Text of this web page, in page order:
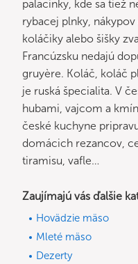
palacinky, kde sa tiež
rybacej plnky,
koláčiky alebo šišky
Francúzsku nedajú
gruyère. Koláč, koláč
je ruská špecialita. V
hubami, vajcom a
české kuchyne
domácich rezancov,
tiramisu, vafle…
Zaujímajú vás ďalšie
Hovädzie mäso
Mleté mäso
Dezerty